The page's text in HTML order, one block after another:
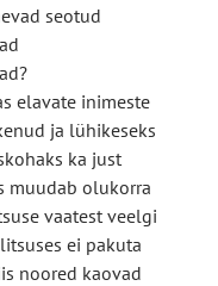
seotud
elavate inimeste
ja lühikeseks
ka just
muudab olukorra
vaatest veelgi
ei pakuta
noored kaovad